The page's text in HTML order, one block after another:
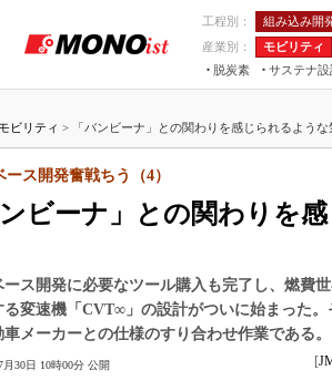
工程別： 組み込み開
産業別：
モビリティ
脱炭素
サステナ
つながる工場AI×設備保全
ビリティ > 「バンビーナ」との関わりを感じられるような
ンビーナ」との関わりを
ース開発奮戦ちう（4）
ース開発に必要なツール購入も完了し、燃費
る変速機「CVT∞」の設計がついに始まった
メーカーとの仕様のすり合わせ作業である。
月30日 10時00分 公開 [